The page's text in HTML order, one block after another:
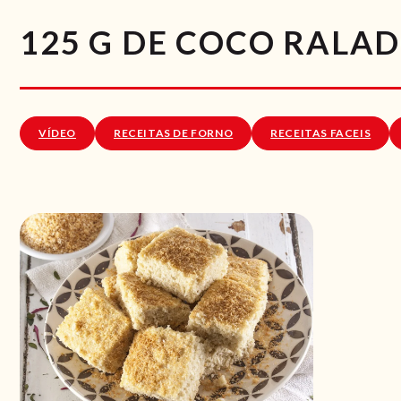
125 G DE COCO
VÍDEO RECEITAS DE FORNO RECEITAS FACEIS